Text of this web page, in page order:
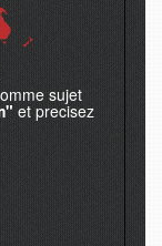
sujet
et precisez